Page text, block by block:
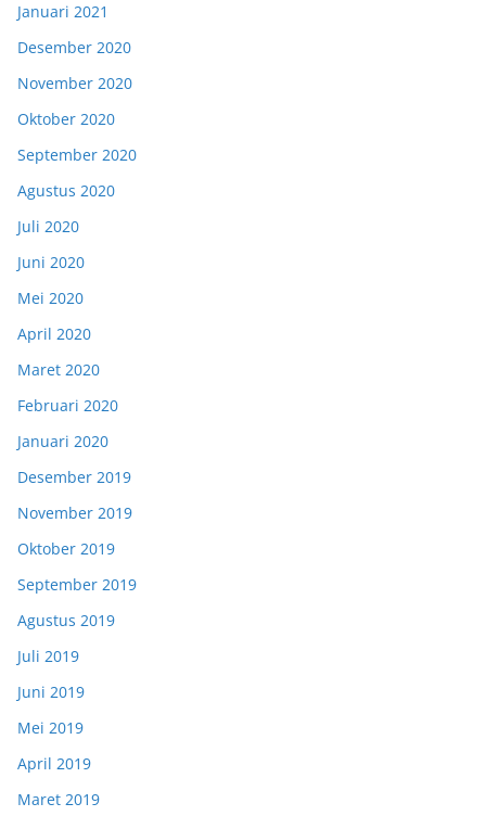
Januari 2021
Desember 2020
November 2020
Oktober 2020
September 2020
Agustus 2020
Juli 2020
Juni 2020
Mei 2020
April 2020
Maret 2020
Februari 2020
Januari 2020
Desember 2019
November 2019
Oktober 2019
September 2019
Agustus 2019
Juli 2019
Juni 2019
Mei 2019
April 2019
Maret 2019